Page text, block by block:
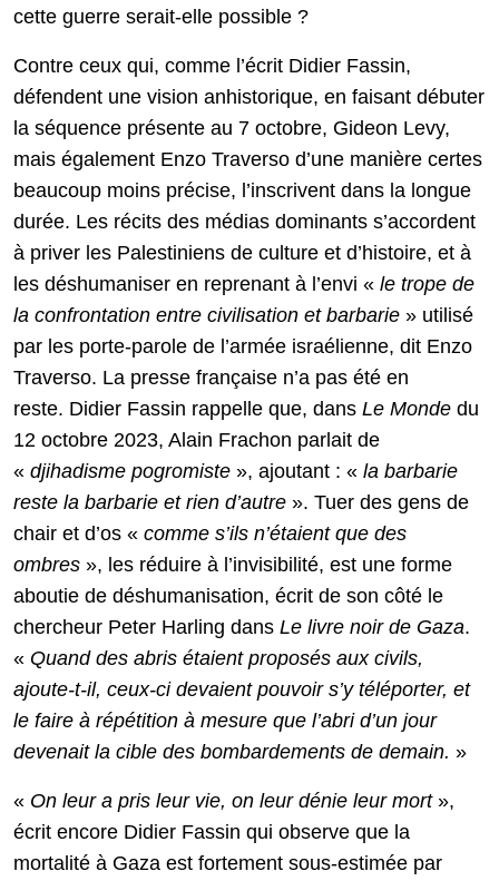
cette guerre serait-elle possible ?
Contre ceux qui, comme l’écrit Didier Fassin,
défendent une vision anhistorique, en faisant débuter
la séquence présente au 7 octobre, Gideon Levy,
mais également Enzo Traverso d’une manière certes
beaucoup moins précise, l’inscrivent dans la longue
durée. Les récits des médias dominants s’accordent
à priver les Palestiniens de culture et d’histoire, et à
les déshumaniser en reprenant à l’envi « le trope de
la confrontation entre civilisation et barbarie » utilisé
par les porte-parole de l’armée israélienne, dit Enzo
Traverso. La presse française n’a pas été en
reste. Didier Fassin rappelle que, dans Le Monde du
12 octobre 2023, Alain Frachon parlait de
« djihadisme pogromiste », ajoutant : « la barbarie
reste la barbarie et rien d’autre ». Tuer des gens de
chair et d’os « comme s’ils n’étaient que des
ombres », les réduire à l’invisibilité, est une forme
aboutie de déshumanisation, écrit de son côté le
chercheur Peter Harling dans Le livre noir de Gaza.
« Quand des abris étaient proposés aux civils,
ajoute-t-il, ceux-ci devaient pouvoir s’y téléporter, et
le faire à répétition à mesure que l’abri d’un jour
devenait la cible des bombardements de demain. »
« On leur a pris leur vie, on leur dénie leur mort»,
écrit encore Didier Fassin qui observe que la
mortalité à Gaza est fortement sous-estimée par